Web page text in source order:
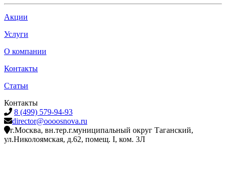
Акции
Услуги
О компании
Контакты
Статьи
Контакты
8 (499) 579-94-93
director@oooosnova.ru
г.Москва, вн.тер.г.муниципальный округ Таганский,
ул.Николоямская, д.62, помещ. I, ком. 3Л